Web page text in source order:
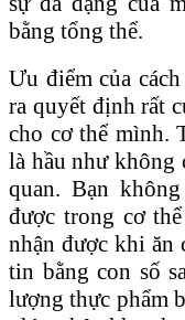
bằng tổng thể.
Ưu điểm của
ra quyết định rất
cho cơ thể mình.
là hầu như không
quan. Bạn
được trong cơ
nhận được khi ăn
tin bằng con số
lượng thực phẩm